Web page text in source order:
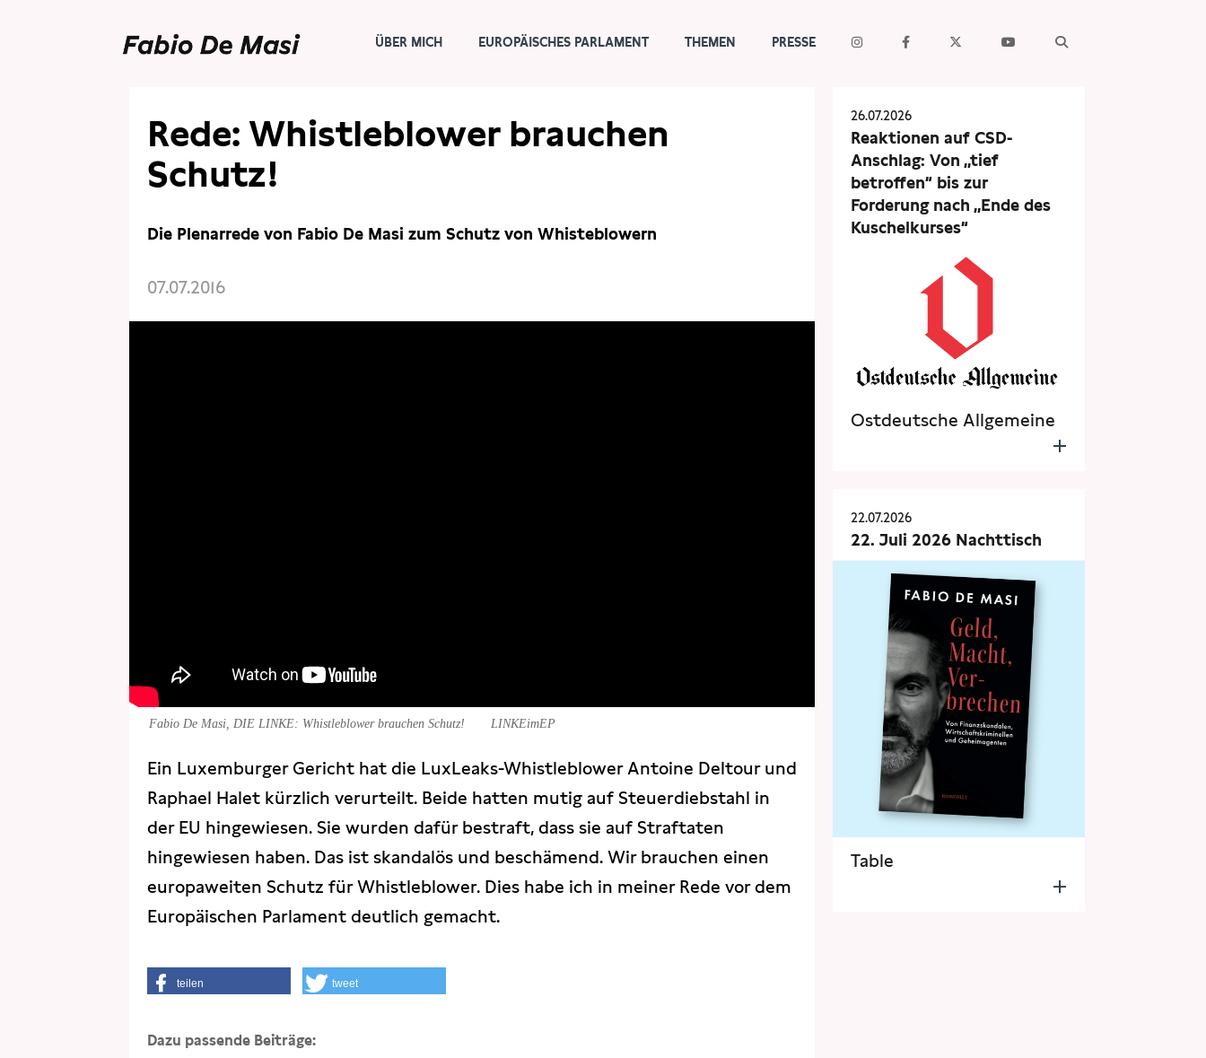
ÜBER MICH EUROPÄISCHES PARLAMENT THEMEN PRESSE
Rede: Whistleblower brauchen
Schutz!
Die Plenarrede von Fabio De Masi zum Schutz von Whisteblowern
07.07.2016
Fabio De Masi, DIE LINKE: Whistleblower brauchen Schutz! LINKEimEP
Ein Luxemburger Gericht hat die LuxLeaks-Whistleblower Antoine Deltour und
Raphael Halet kürzlich verurteilt. Beide hatten mutig auf Steuerdiebstahl in
der EU hingewiesen. Sie wurden dafür bestraft, dass sie auf Straftaten
hingewiesen haben. Das ist skandalös und beschämend. Wir brauchen einen
europaweiten Schutz für Whistleblower. Dies habe ich in meiner Rede vor dem
Europäischen Parlament deutlich gemacht.
teilen tweet
Dazu passende Beiträge:
26.07.2026
Reaktionen auf CSD-
Anschlag: Von „tief
betroffen“ bis zur
Forderung nach „Ende des
Kuschelkurses“
Ostdeutsche Allgemeine
22.07.2026
22. Juli 2026 Nachttisch
Table